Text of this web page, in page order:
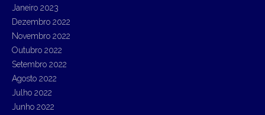
Janeiro 2023
Dezembro 2022
Novembro 2022
Outubro 2022
Setembro 2022
Agosto 2022
Julho 2022
Junho 2022